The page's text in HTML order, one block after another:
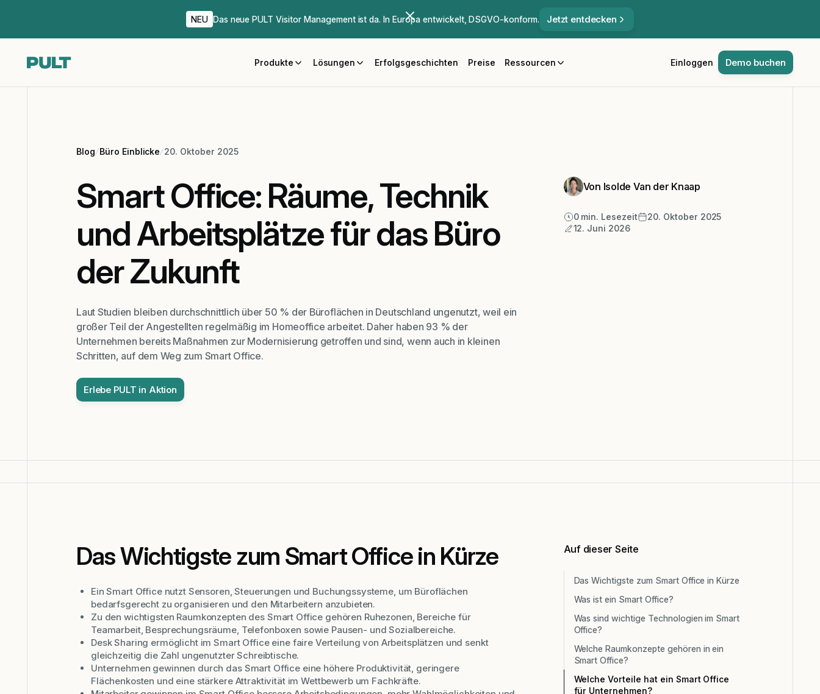
NEU Das neue PULT Visitor Management ist da. In Europa entwickelt, DSGVO-konform. Jetzt entdecken
Produkte Lösungen Erfolgsgeschichten Preise Ressourcen Einloggen Demo buchen
Blog Büro Einblicke 20. Oktober 2025
Smart Office: Räume, Technik
und Arbeitsplätze für das Büro
der Zukunft
Laut Studien bleiben durchschnittlich über 50 % der Büroflächen in Deutschland ungenutzt, weil ein
großer Teil der Angestellten regelmäßig im Homeoffice arbeitet. Daher haben 93 % der
Unternehmen bereits Maßnahmen zur Modernisierung getroffen und sind, wenn auch in kleinen
Schritten, auf dem Weg zum Smart Office.
Erlebe PULT in Aktion
Von Isolde Van der Knaap
0min. Lesezeit
20. Oktober 2025
12. Juni 2026
Das Wichtigste zum Smart Office in Kürze
Ein Smart Office nutzt Sensoren, Steuerungen und Buchungssysteme, um Büroflächen
bedarfsgerecht zu organisieren und den Mitarbeitern anzubieten.
Zu den wichtigsten Raumkonzepten des Smart Office gehören Ruhezonen, Bereiche für
Teamarbeit, Besprechungsräume, Telefonboxen sowie Pausen- und Sozialbereiche.
Desk Sharing ermöglicht im Smart Office eine faire Verteilung von Arbeitsplätzen und senkt
gleichzeitig die Zahl ungenutzter Schreibtische.
Unternehmen gewinnen durch das Smart Office eine höhere Produktivität, geringere
Flächenkosten und eine stärkere Attraktivität im Wettbewerb um Fachkräfte.
Auf dieser Seite
Das Wichtigste zum Smart Office in Kürze
Was ist ein Smart Office?
Was sind wichtige Technologien im Smart
Office?
Welche Raumkonzepte gehören in ein
Smart Office?
Welche Vorteile hat ein Smart Office
für Unternehmen?